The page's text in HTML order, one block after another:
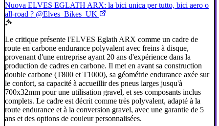
Nuova ELVES EGLATH ARX: la bici unica per tutto, bici aero o
all-road ? @Elves_Bikes_UK
Le critique présente l'ELVES Eglath ARX comme un cadre de
route en carbone endurance polyvalent avec freins à disque,
provenant d'une entreprise ayant 20 ans d'expérience dans la
production de cadres en carbone. Il met en avant sa construction
double carbone (T800 et T1000), sa géométrie endurance axée sur
le confort, sa capacité à accueillir des pneus larges jusqu'à
700x32mm pour une utilisation gravel, et ses composants inclus
complets. Le cadre est décrit comme très polyvalent, adapté à la
route endurance et à la conversion gravel, avec une garantie de 5
ans et des options de couleur personnalisées.